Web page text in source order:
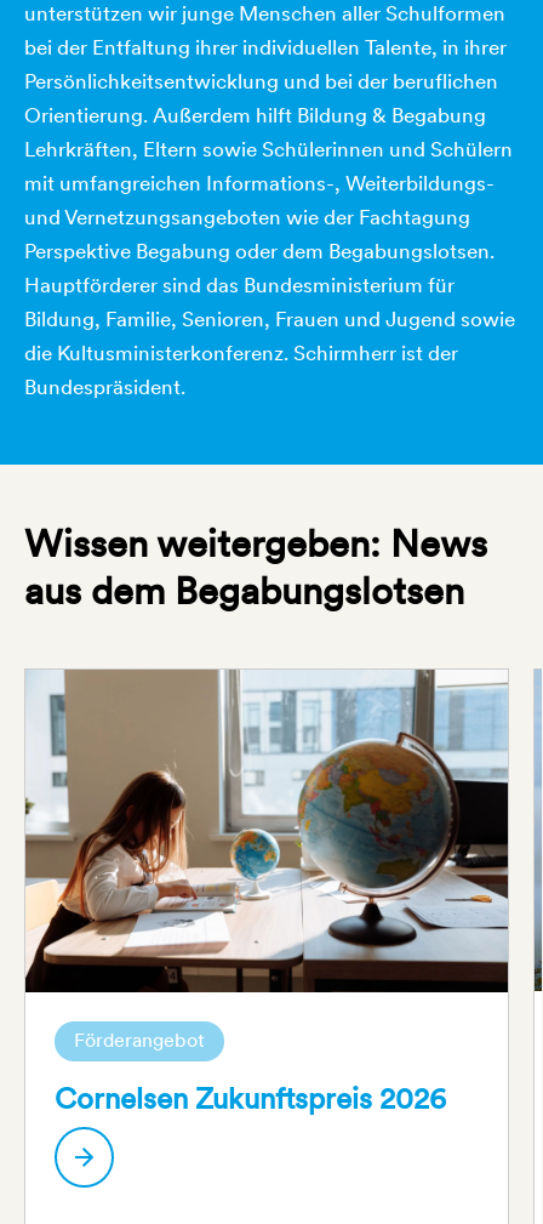
unterstützen wir junge Menschen aller Schulformen
bei der Entfaltung ihrer individuellen Talente, in ihrer
Persönlichkeitsentwicklung und bei der beruflichen
Orientierung. Außerdem hilft Bildung & Begabung
Lehrkräften, Eltern sowie Schülerinnen und Schülern
mit umfangreichen Informations-, Weiterbildungs-
und Vernetzungsangeboten wie der Fachtagung
Perspektive Begabung oder dem Begabungslotsen.
Hauptförderer sind das Bundesministerium für
Bildung, Familie, Senioren, Frauen und Jugend sowie
die Kultusministerkonferenz. Schirmherr ist der
Bundespräsident.
Wissen weitergeben: News
aus dem Begabungslotsen
Förderangebot
Cornelsen Zukunftspreis 2026